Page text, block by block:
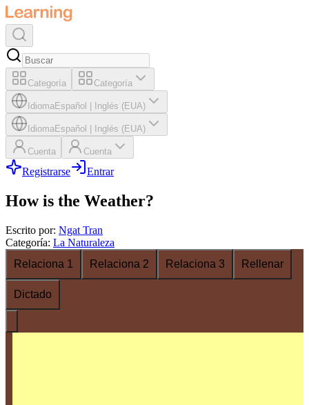
Categoría Categoría
IdiomaEspañol Inglés (EUA)
IdiomaEspañol Inglés (EUA)
Cuenta Cuenta
Registrarse Entrar
How is the Weather?
Escrito por: Ngat Tran
Categoría: La Naturaleza
Relaciona 1
Relaciona 2 Relaciona 3 Rellenar
Dictado